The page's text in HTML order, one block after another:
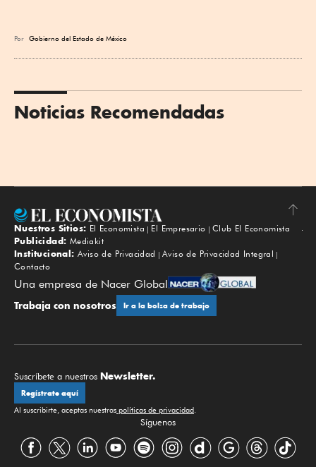
Por Gobierno del Estado de México
Noticias Recomendadas
Subir
Nuestros Sitios: El Economista El Empresario
Club El Economista
Publicidad: Mediakit
Institucional: Aviso de Privacidad
Aviso de Privacidad Integral
Contacto
Una empresa de Nacer Global
Trabaja con nosotros Ir a la bolsa de trabajo
Suscríbete a nuestros Newsletter.
Regístrate aquí
Al suscribirte, aceptas nuestras políticas de privacidad.
Síguenos